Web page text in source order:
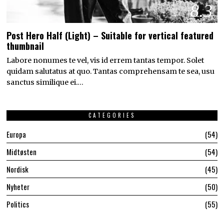
8.3
Post Hero Half (Light) – Suitable for vertical featured
thumbnail
Labore nonumes te vel, vis id errem tantas tempor. Solet
quidam salutatus at quo. Tantas comprehensam te sea, usu
sanctus similique ei.…
CATEGORIES
Europa
54
Midtøsten
54
Nordisk
45
Nyheter
50
Politics
55